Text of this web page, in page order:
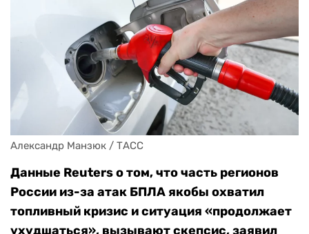
Александр Манзюк / ТАСС
Данные Reuters о том, что часть регионов
России из-за атак БПЛА якобы охватил
топливный кризис и ситуация «продолжает
ухудшаться», вызывают скепсис, заявил